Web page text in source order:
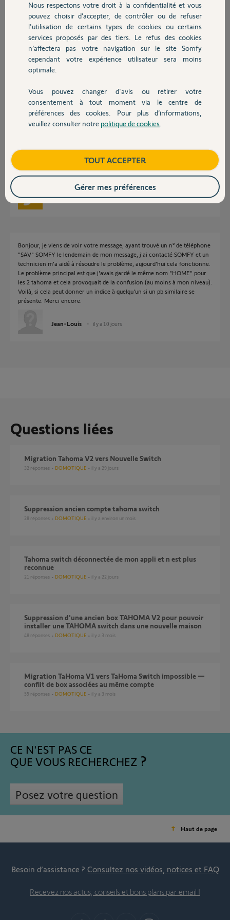
Chauffage
Autres produits
Devis avec un pro
Contact
Merci.
Jean-Louis
il y a 29 jours
Participer au fil de discussion
Réponses
Pouvez vous me communiquer le code pin des 2 box.
Sinon le compte qui a le Site1 doit vous inviter depuis le menu compte /
bonne journée
Nicolas F. il y a 28 jours
Bonjour, je viens de voir votre message, ayant trouvé un n° de téléphone
"SAV" SOMFY le lendemain de mon message, j'ai contacté SOMFY et un
technicien m'a aidé à résoudre le problème, aujourd'hui cela fonctionne.
Le problème principal est que j'avais gardé le même nom "HOME" pour
les 2 tahoma et cela provoquait de la confusion (au moins à mon niveau).
Voilà, si cela peut donner un indice à quelqu'un si un pb similaire se
présente. Merci encore.
Jean-Louis il y a 10 jours
Questions liées
Migration Tahoma V2 vers Nouvelle Switch
32 réponses DOMOTIQUE il y a 29 jours
Suppression ancien compte tahoma switch
28 réponses DOMOTIQUE il y a environ un mois
Tahoma switch déconnectée de mon appli et n est plus
reconnue
21 réponses DOMOTIQUE il y a 22 jours
Suppression d'une ancien box TAHOMA V2 pour pouvoir
installer une TAHOMA switch dans une nouvelle maison
48 réponses DOMOTIQUE il y a 3 mois
Migration TaHoma V1 vers TaHoma Switch impossible —
conflit de box associées au même compte
55 réponses DOMOTIQUE il y a 3 mois
CE N'EST PAS CE
QUE VOUS RECHERCHEZ
Posez votre question
Haut de page
Besoin d’assistance ? Consultez nos vidéos, notices et FAQ
Recevez nos actus, conseils et bons plans par email !
Nous respectons votre droit à la confidentialité et vous
pouvez choisir d’accepter, de contrôler ou de refuser
l'utilisation de certains types de cookies ou certains
services proposés par des tiers. Le refus des cookies
n’affectera pas votre navigation sur le site Somfy
cependant votre expérience utilisateur sera moins
optimale.
Vous pouvez changer d'avis ou retirer votre
consentement à tout moment via le centre de
préférences des cookies. Pour plus d’informations,
veuillez consulter notre politique de cookies
TOUT ACCEPTER
Gérer mes préférences